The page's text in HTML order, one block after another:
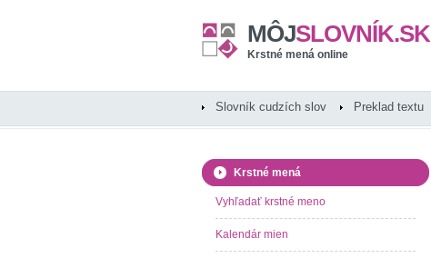
MÔJSLOVNÍK.SK
Krstné mená online
Slovník cudzích slov Preklad textu
Krstné mená
Vyhľadať krstné meno
Kalendár mien